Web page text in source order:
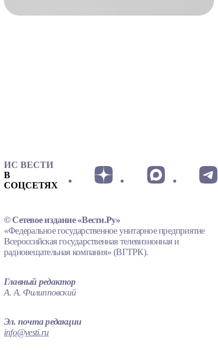
ИС ВЕСТИ
В
СОЦСЕТЯХ
© Сетевое издание «Вести.Ру»
«Федеральное государственное унитарное предприятие
Всероссийская государственная телевизионная и
радиовещательная компания» (ВГТРК).
Главный редактор
А. А. Филипповский
Эл. почта редакции
info@vesti.ru